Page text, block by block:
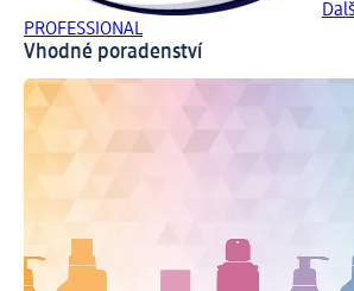
PROFESSIONAL
Vhodné poradenství